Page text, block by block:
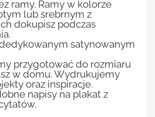
ramy. Ramy w kolorze
lub srebrnym z
dokupisz podczas
satynowanym
przygotować do rozmiaru
w domu. Wydrukujemy
oraz inspiracje.
napisy na plakat z